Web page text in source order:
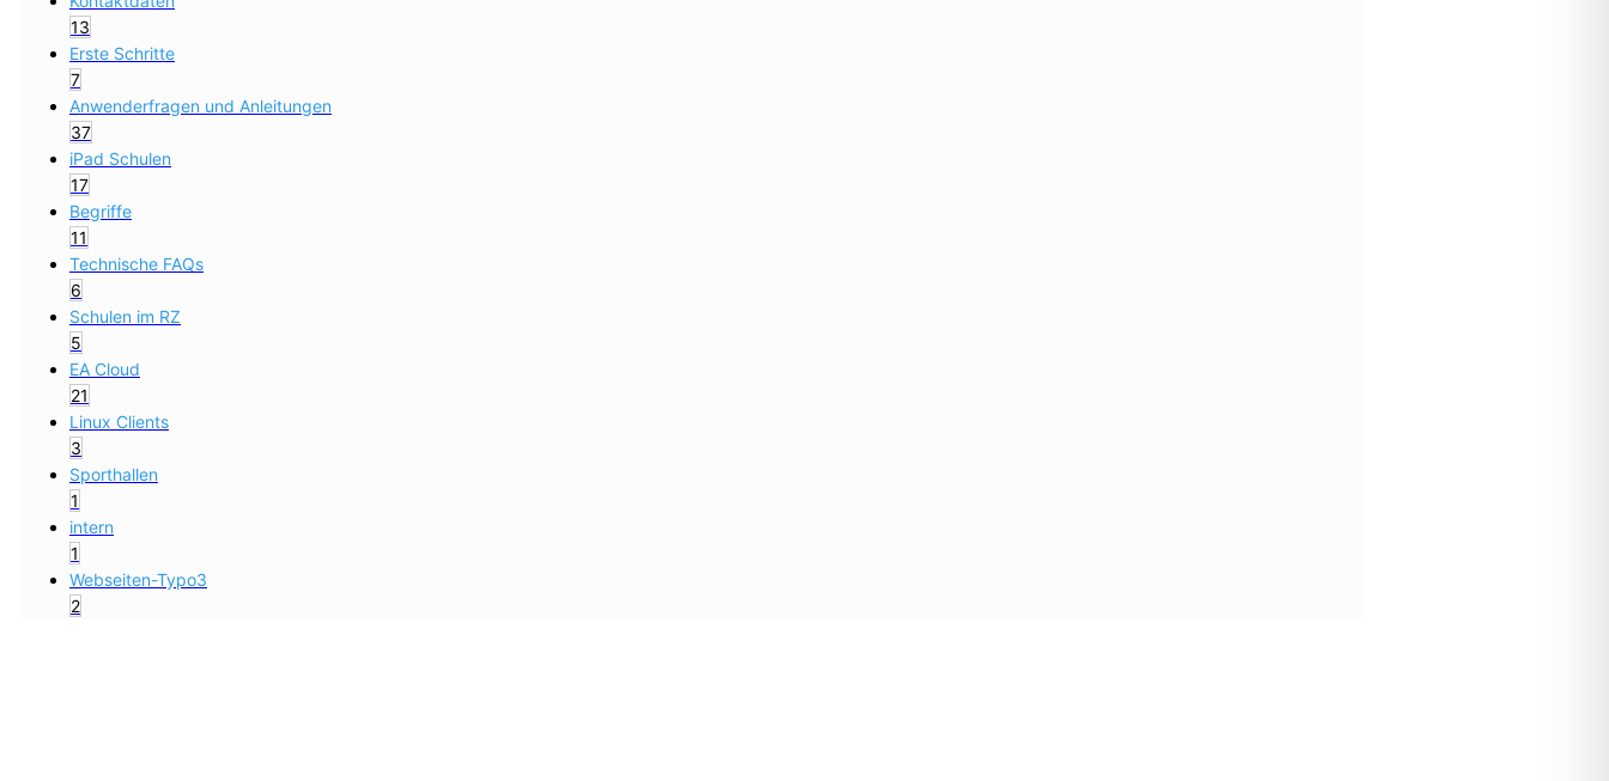
13
Erste Schritte
7
Anwenderfragen und Anleitungen
37
iPad Schulen
17
Begriffe
11
Technische FAQs
6
Schulen im RZ
5
EA Cloud
21
Linux Clients
3
Sporthallen
1
intern
1
Webseiten-Typo3
2